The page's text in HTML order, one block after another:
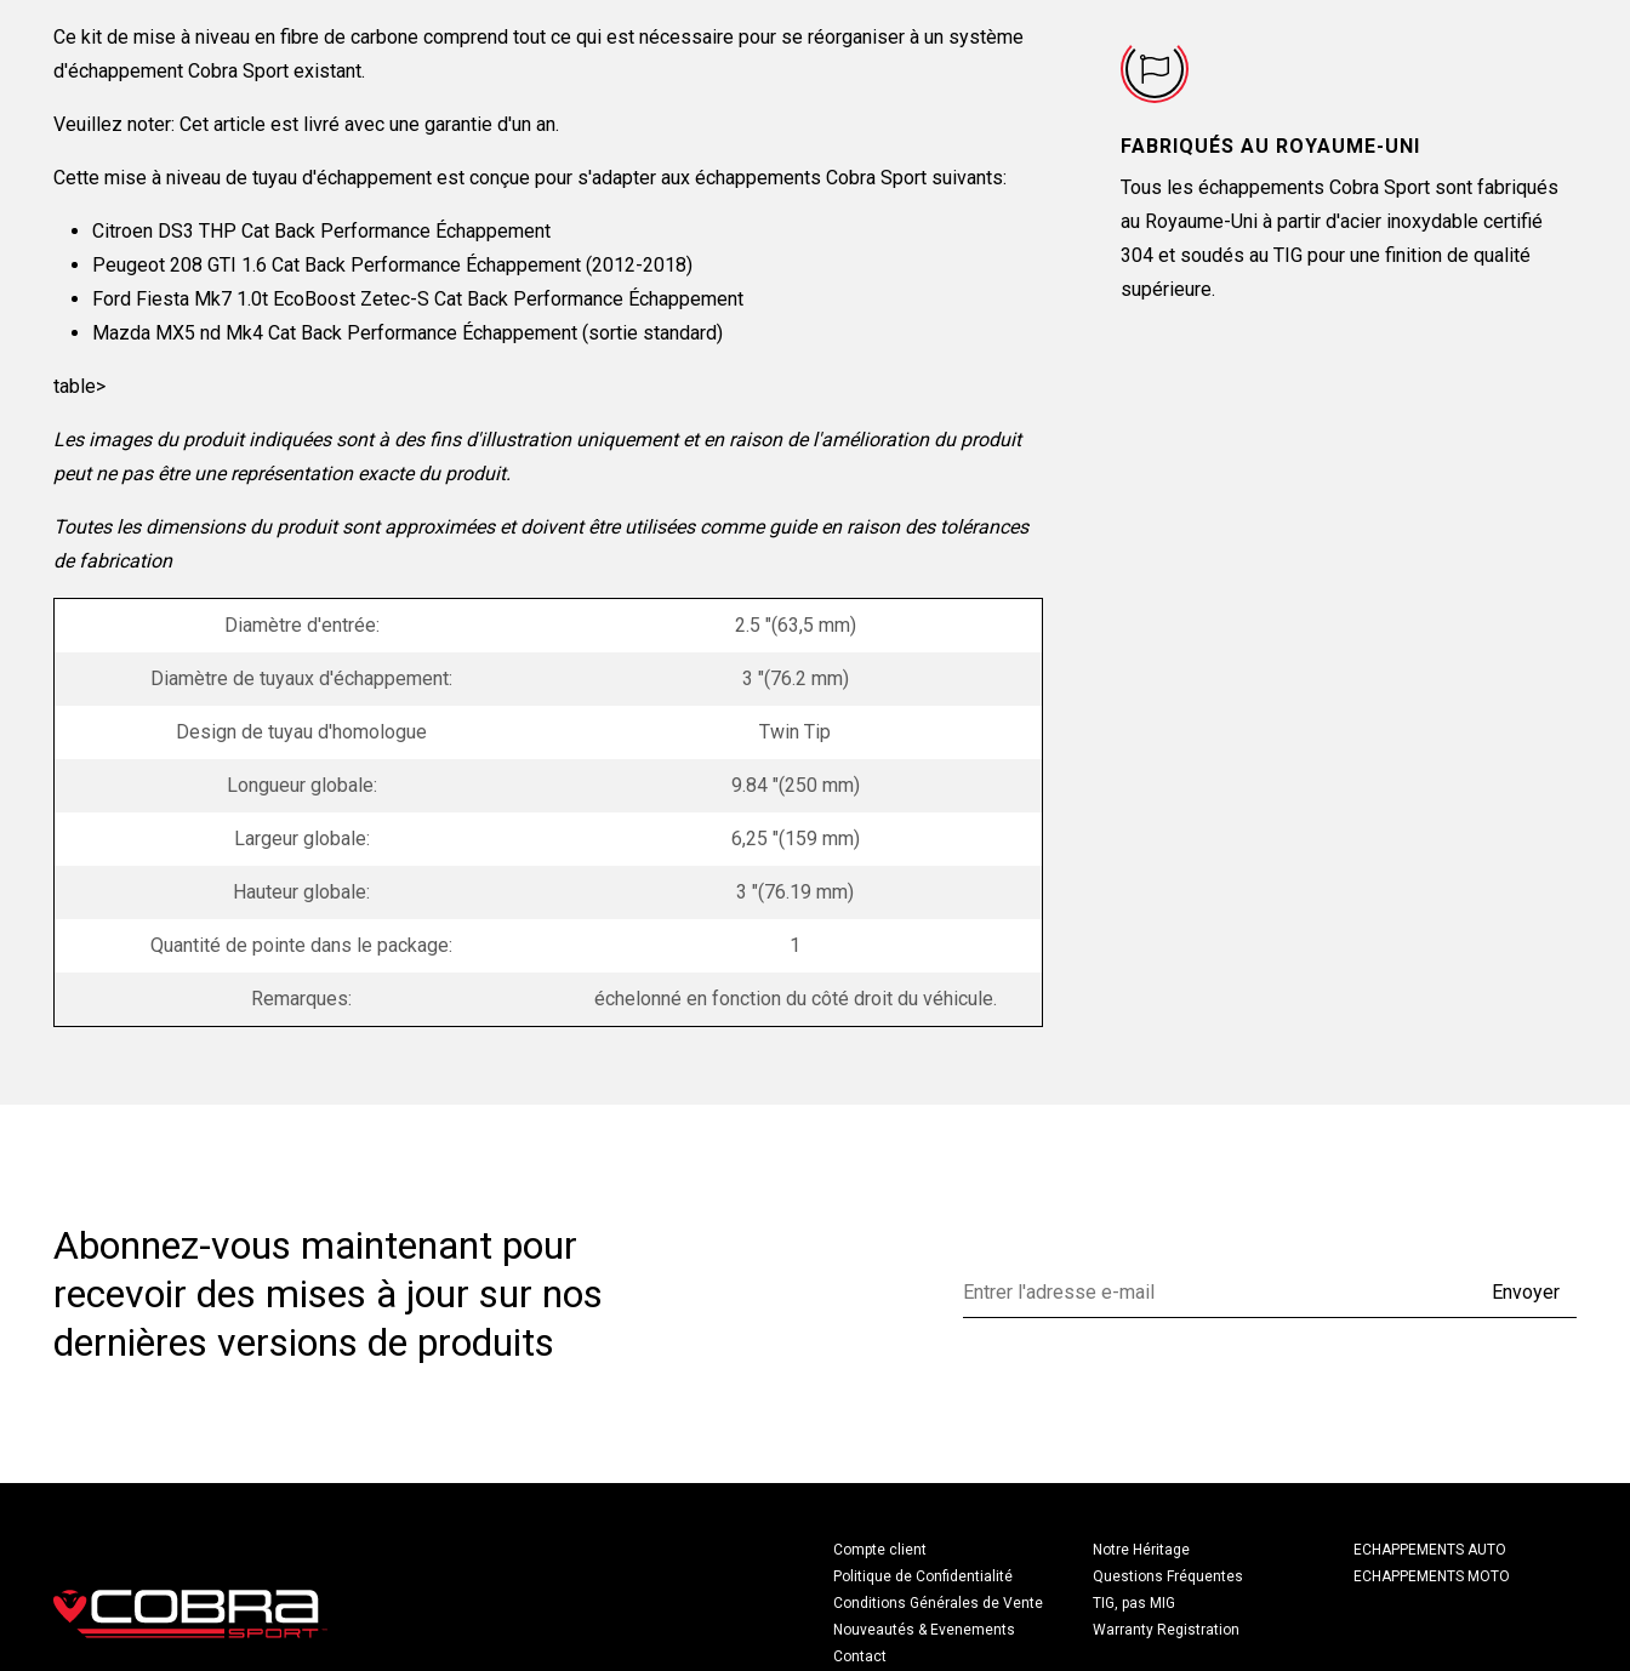
Ce kit de mise à niveau en fibre de carbone comprend tout ce qui est nécessaire pour se réorganiser à un système
d'échappement Cobra Sport existant.
Veuillez noter: Cet article est livré avec une garantie d'un an.
Cette mise à niveau de tuyau d'échappement est conçue pour s'adapter aux échappements Cobra Sport suivants:
Citroen DS3 THP Cat Back Performance Échappement
Peugeot 208 GTI 1.6 Cat Back Performance Échappement (2012-2018)
Ford Fiesta Mk7 1.0t EcoBoost Zetec-S Cat Back Performance Échappement
Mazda MX5 nd Mk4 Cat Back Performance Échappement (sortie standard)
table>
Les images du produit indiquées sont à des fins d'illustration uniquement et en raison de l'amélioration du produit
peut ne pas être une représentation exacte du produit.
Toutes les dimensions du produit sont approximées et doivent être utilisées comme guide en raison des tolérances
de fabrication
Diamètre d'entrée: 2.5 "(63,5 mm)
Diamètre de tuyaux d'échappement: 3 "(76.2 mm)
Design de tuyau d'homologue Twin Tip
Longueur globale: 9.84 "(250 mm)
Largeur globale: 6,25 "(159 mm)
Hauteur globale: 3 "(76.19 mm)
Quantité de pointe dans le package: 1
Remarques: échelonné en fonction du côté droit du véhicule.
FABRIQUÉS AU ROYAUME-UNI
Tous les échappements Cobra Sport sont fabriqués
au Royaume-Uni à partir d'acier inoxydable certifié
304 et soudés au TIG pour une finition de qualité
supérieure.
Abonnez-vous maintenant pour
recevoir des mises à jour sur nos
dernières versions de produits
Envoyer
Compte client
Politique de Confidentialité
Conditions Générales de Vente
Nouveautés & Evenements
Contact
Notre Héritage
Questions Fréquentes
TIG, pas MIG
Warranty Registration
ECHAPPEMENTS AUTO
ECHAPPEMENTS MOTO